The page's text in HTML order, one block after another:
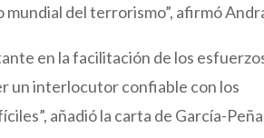
del terrorismo”, afirmó
en la facilitación de los
un interlocutor confiable con los
añadió la carta de García-